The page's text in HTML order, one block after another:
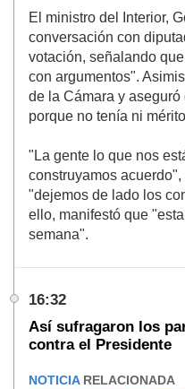
El ministro del Interior,
conversación con
votación, señalando
con argumentos".
de la Cámara y
porque no tenía ni
"La gente lo que nos
construyamos
"dejemos de lado los
ello, manifestó que
semana".
16:32
Así sufragaron los
contra el Presidente
NOTICIARELACIONADA